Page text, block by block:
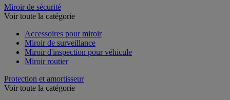
Miroir de sécurité
Voir toute la catégorie
Accessoires pour miroir
Miroir de surveillance
Miroir d'inspection pour véhicule
Miroir routier
Protection et amortisseur
Voir toute la catégorie